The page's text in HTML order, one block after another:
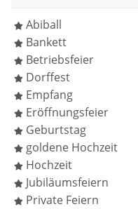
Abiball
Bankett
Betriebsfeier
Dorffest
Empfang
Eröffnungsfeier
Geburtstag
goldene Hochzeit
Hochzeit
Jubiläumsfeiern
Private Feiern